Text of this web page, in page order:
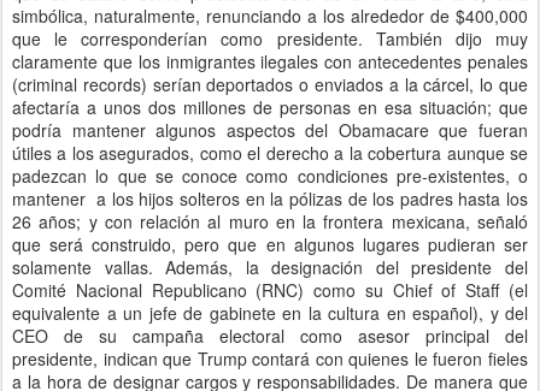
simbólica, naturalmente, renunciando a los alrededor de $400,000
que le corresponderían como presidente. También dijo muy
claramente que los inmigrantes ilegales con antecedentes penales
(criminal records) serían deportados o enviados a la cárcel, lo que
afectaría a unos dos millones de personas en esa situación; que
podría mantener algunos aspectos del Obamacare que fueran
útiles a los asegurados, como el derecho a la cobertura aunque se
padezcan lo que se conoce como condiciones pre-existentes, o
mantener a los hijos solteros en la pólizas de los padres hasta los
26 años; y con relación al muro en la frontera mexicana, señaló
que será construido, pero que en algunos lugares pudieran ser
solamente vallas. Además, la designación del presidente del
Comité Nacional Republicano (RNC) como su Chief of Staff (el
equivalente a un jefe de gabinete en la cultura en español), y del
CEO de su campaña electoral como asesor principal del
presidente, indican que Trump contará con quienes le fueron fieles
a la hora de designar cargos y responsabilidades. De manera que